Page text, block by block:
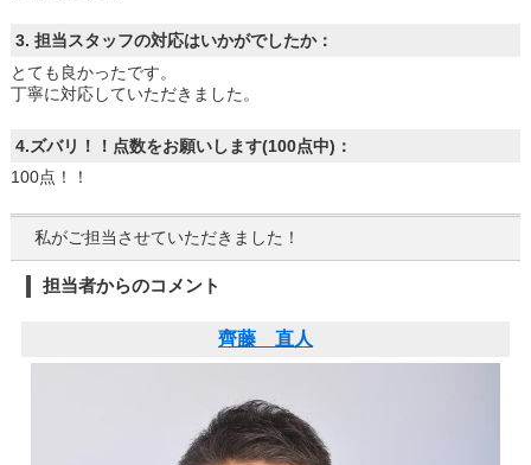
3. 担当スタッフの対応はいかがでしたか：
とても良かったです。
丁寧に対応していただきました。
4.ズバリ！！点数をお願いします(100点中)：
100点！！
私がご担当させていただきました！
担当者からのコメント
齊藤 直人